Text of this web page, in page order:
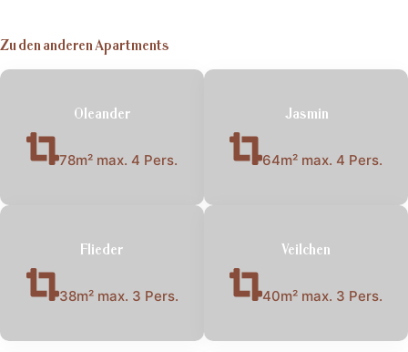
Zu den anderen Apartments
Oleander
78m² max. 4 Pers.
Jasmin
64m² max. 4 Pers.
Flieder
38m² max. 3 Pers.
Veilchen
40m² max. 3 Pers.